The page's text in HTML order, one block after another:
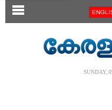
SECTIONS
SUNDAY,